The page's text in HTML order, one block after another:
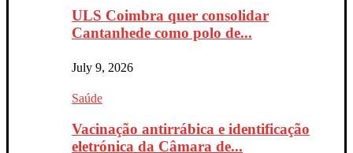
ULS Coimbra quer consolidar
Cantanhede como polo de...
July 9, 2026
Saúde
Vacinação antirrábica e identificação
eletrónica da Câmara de...